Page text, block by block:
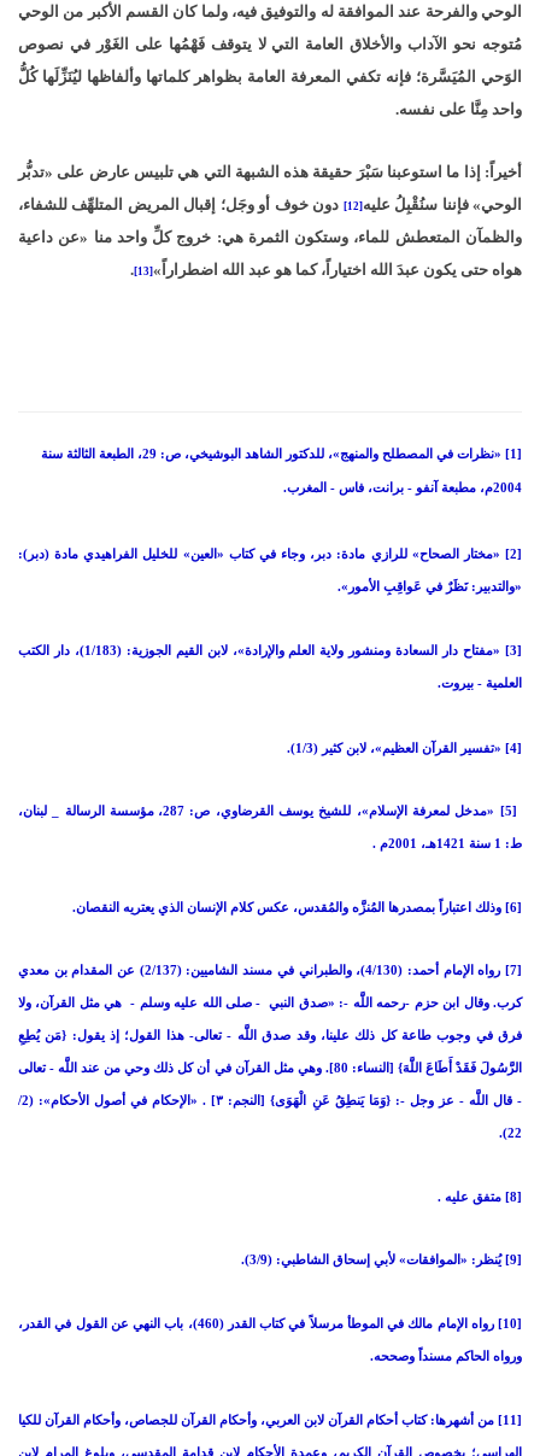
الوحي والفرحة عند الموافقة له والتوفيق فيه، ولما كان القسم الأكبر من الوحي
مُتوجه نحو الآداب والأخلاق العامة التي لا يتوقف فَهْمُها على الغَوْر في نصوص
الوَحي المُيَسَّرة؛ فإنه تكفي المعرفة العامة بظواهر كلماتها وألفاظها ليُنَزِّلَها كُلُّ
واحد مِنَّا على نفسه.
أخيراً: إذا ما استوعبنا سَبْرَ حقيقة هذه الشبهة التي هي تلبيس عارض على «تدبُّر
الوحي» فإننا سنُقْبِلُ عليه[12]
دون خوف أو وجَل؛ إقبال المريض المتلهِّف للشفاء،
والظمآن المتعطش للماء، وستكون الثمرة هي: خروج كلِّ واحد منا «عن داعية
هواه حتى يكون عبدَ الله اختياراً، كما هو عبد الله اضطراراً»[13]
.
[1] «نظرات في المصطلح والمنهج»، للدكتور الشاهد البوشيخي، ص: 29، الطبعة الثالثة سنة
2004م، مطبعة آنفو - برانت، فاس - المغرب.
[2] «مختار الصحاح» للرازي مادة: دبر، وجاء في كتاب «العين» للخليل الفراهيدي مادة (دبر):
«والتدبير: نَظَرٌ في عَواقِبِ الأمور».
[3] «مفتاح دار السعادة ومنشور ولاية العلم والإرادة»، لابن القيم الجوزية: (1/183)، دار الكتب
العلمية - بيروت.
[4] «تفسير القرآن العظيم»، لابن كثير (1/3).
[5] «مدخل لمعرفة الإسلام»، للشيخ يوسف القرضاوي، ص: 287، مؤسسة الرسالة _ لبنان،
ط: 1 سنة 1421هـ، 2001م .
[6] وذلك اعتباراً بمصدرها المُنزَّه والمُقدس، عكس كلام الإنسان الذي يعتريه النقصان.
[7] رواه الإمام أحمد: (4/130)، والطبراني في مسند الشاميين: (2/137) عن المقدام بن معدي
كرب. وقال ابن حزم -رحمه اللَّه -: «صدق النبي - صلى الله عليه وسلم - هي مثل القرآن، ولا
فرق في وجوب طاعة كل ذلك علينا، وقد صدق اللَّه - تعالى- هذا القول؛ إذ يقول: {مَن يُطِعِ
الرَّسُولَ فَقَدْ أَطَاعَ اللَّهَ} [النساء: 80]. وهي مثل القرآن في أن كل ذلك وحي من عند اللَّه - تعالى
- قال اللَّه - عز وجل -: {وَمَا يَنطِقُ عَنِ الْهَوَى} [النجم: ٣] . «الإحكام في أصول الأحكام»: (2/
22).
[8] متفق عليه .
[10] رواه الإمام مالك في الموطأ مرسلاً في كتاب القدر (460)، باب النهي عن القول في القدر،
ورواه الحاكم مسنداً وصححه.
[11] من أشهرها: كتاب أحكام القرآن لابن العربي، وأحكام القرآن للجصاص، وأحكام القرآن للكيا
الهراسي؛ بخصوص القرآن الكريم، وعمدة الأحكام لابن قدامة المقدسي، وبلوغ المرام لابن